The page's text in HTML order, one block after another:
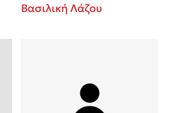
Βασιλική Λάζου